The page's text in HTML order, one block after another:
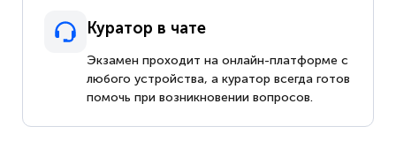
Куратор в чате
Экзамен проходит на онлайн-платформе с
любого устройства, а куратор всегда готов
помочь при возникновении вопросов.